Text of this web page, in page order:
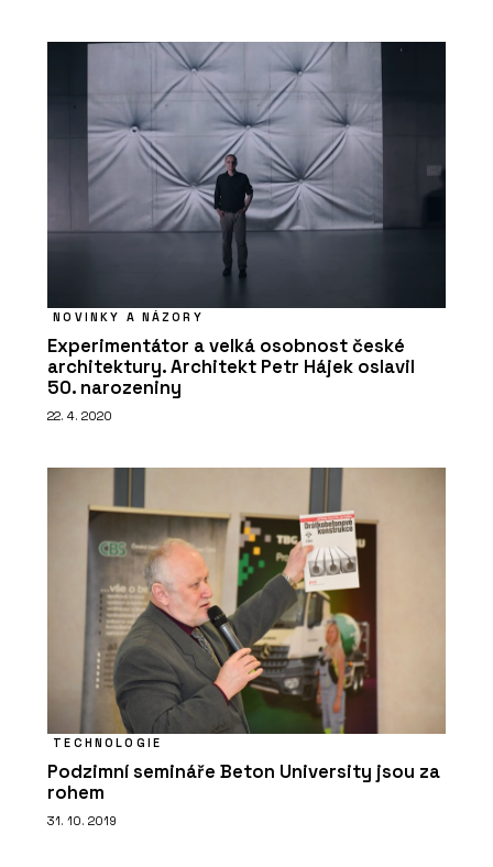
NOVINKY A NÁZORY
Experimentátor a velká osobnost české
architektury. Architekt Petr Hájek oslavil
50. narozeniny
22. 4. 2020
TECHNOLOGIE
Podzimní semináře Beton University jsou za
rohem
31. 10. 2019